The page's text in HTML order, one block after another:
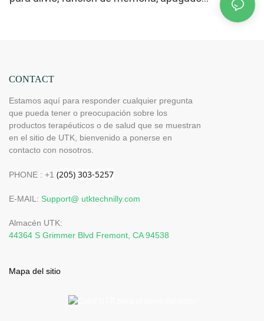
CONTACT
Estamos aquí para responder cualquier pregunta
que pueda tener o preocupación sobre los
productos terapéuticos o de salud que se muestran
en el sitio de UTK, bienvenido a ponerse en
contacto con nosotros.
PHONE : +1
E-MAIL: Support@ utktechnilly.com
Almacén UTK:
44364 S Grimmer Blvd Fremont, CA 94538
Mapa del sitio